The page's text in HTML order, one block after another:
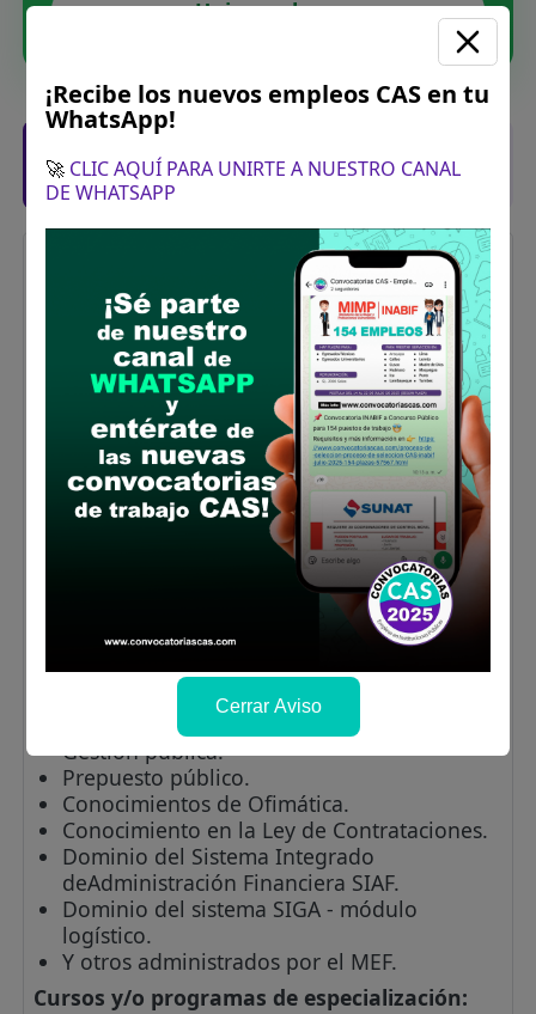
Unirme ahora
bases
ESPECIALISTA ADMINISTRATIVO I -
ABASTECIMIENTO
Vacantes:1
Profesiones/Oficios:Titulado o Bachiller en:
Contabilidad, Economía о Administración.
Experiencia:
Experiencia General: Experiencia mínima de
dos (02) años en el Sector Público y/o
privado.
Experiencia específica: Experiencia mínima
de un (01) año en el Sector Público en
labores de logística y/o abastecimiento de
preferencia en el sector educación con
certificación OSCE.
Conocimiento técnico:
Normatividad del sector educación
Gestión pública.
Prepuesto público.
Conocimientos de Ofimática.
Conocimiento en la Ley de Contrataciones.
Dominio del Sistema Integrado
deAdministración Financiera SIAF.
Dominio del sistema SIGA - módulo
logístico.
Y otros administrados por el MEF.
Cursos y/o programas de especialización:
¡Recibe los nuevos empleos CAS en tu
WhatsApp!
🚀 CLIC AQUÍ PARA UNIRTE A NUESTRO CANAL
DE WHATSAPP
Cerrar Aviso